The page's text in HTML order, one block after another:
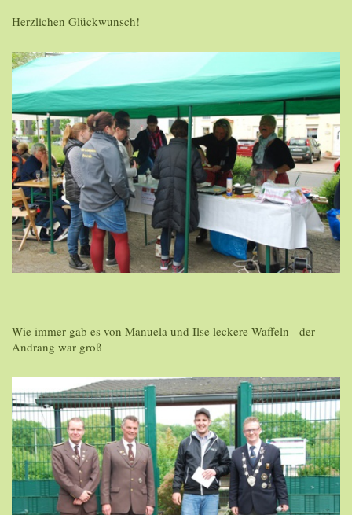
Herzlichen Glückwunsch!
Wie immer gab es von Manuela und Ilse leckere Waffeln - der
Andrang war groß